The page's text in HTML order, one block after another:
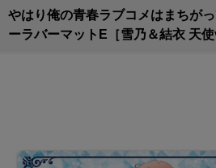
やはり俺の青春ラブコメはまちが
ーラバーマットE［雪乃＆結衣 天使